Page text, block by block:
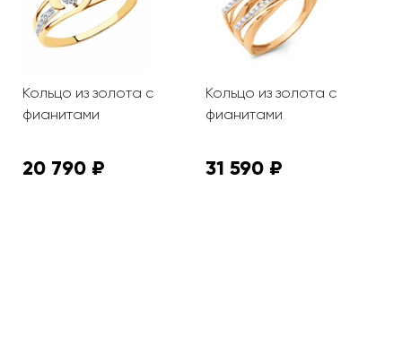
Кольцо из золота с
фианитами
20 790 ₽
Кольцо из золота с
фианитами
31 590 ₽